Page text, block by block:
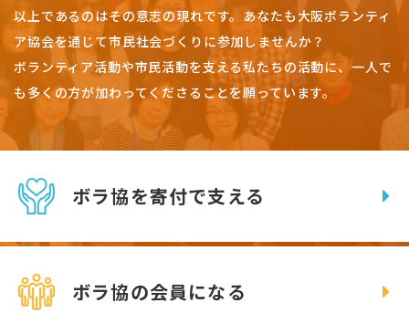
以上であるのはその意志の現れです。 あなたも大阪ボランティ
ア協会を通じて市民社会づくりに参加しませんか？
ボランティア活動や市民活動を支える私たちの活動に、一人で
も多くの方が加わってくださることを願っています。
ボラ協を寄付で支える
ボラ協の会員になる